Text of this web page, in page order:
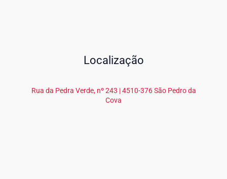
Localização
Rua da Pedra Verde, nº 243 | 4510-376 São Pedro da
Cova